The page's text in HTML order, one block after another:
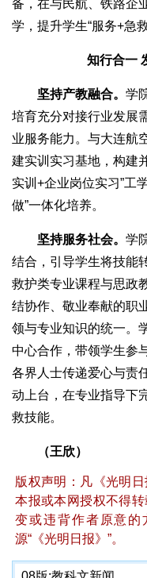
备，在与民航、铁路企
学，提升学生“服务+急
知行合一
坚持产教融合。 学
培育充分对接行业发展
业服务能力。与大连航
建实训实习基地，构建
实训+企业岗位实习”工
做”一体化培养。
坚持服务社会。 学
结合，引导学生将技能
救护类专业课程与思政
结协作、敬业奉献的职
领与专业知识的统一。
中心合作，带领学生参
各界人士传递爱心与责
动上台，在专业指导下
救技能。
（王欣）
版权声明：凡《光明
本报或本网授权不得
变或违背作者原意的
源“《光明日报》”。